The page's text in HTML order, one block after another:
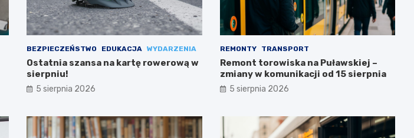
BEZPIECZEŃSTWO EDUKACJA WYDARZENIA
Ostatnia szansa na kartę rowerową w
sierpniu!
5 sierpnia 2026
REMONTY TRANSPORT
Remont torowiska na Puławskiej –
zmiany w komunikacji od 15 sierpnia
5 sierpnia 2026